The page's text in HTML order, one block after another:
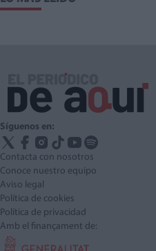
Síguenos en:
Contacta con nosotros
Conoce nuestro equipo
Aviso legal
Política de cookies
Política de privacidad
Amb el finançament de: